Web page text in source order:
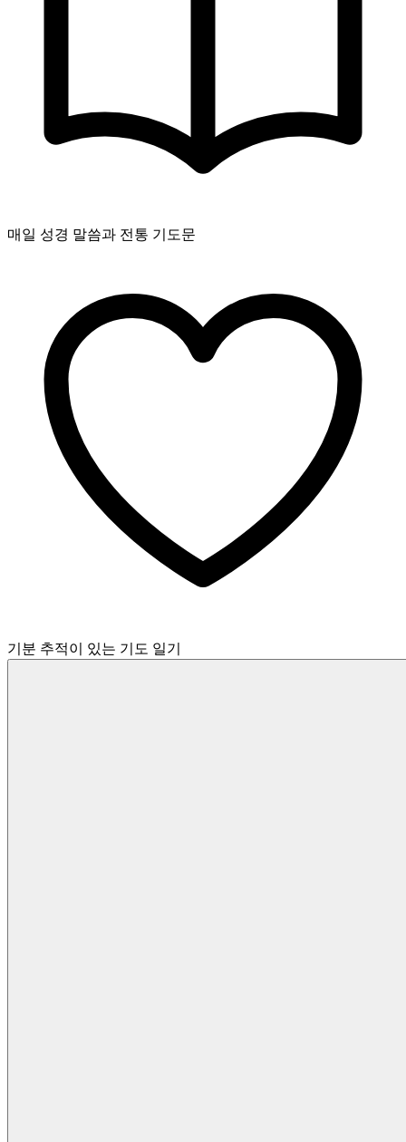
매일 성경 말씀과 전통 기도문
기분 추적이 있는 기도 일기